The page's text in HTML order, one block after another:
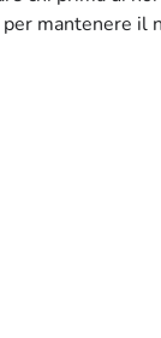
mantenere il